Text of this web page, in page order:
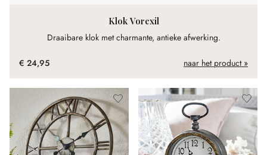
Klok Vorexil
Draaibare klok met charmante, antieke afwerking.
€ 24,95 naar het product »